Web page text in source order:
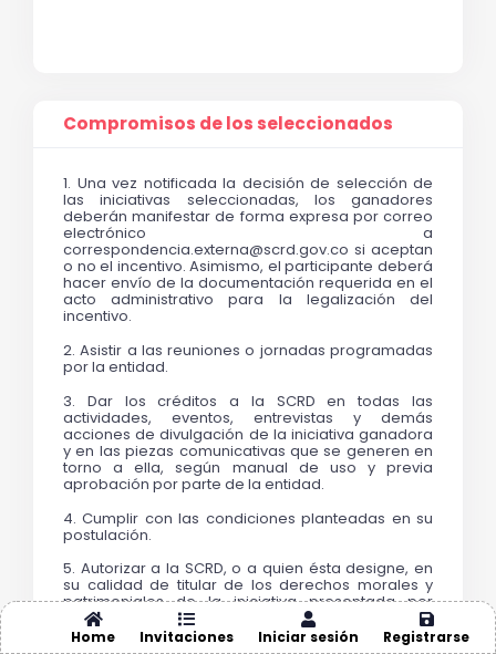
Compromisos de los seleccionados
1. Una vez notificada la decisión de selección de
las iniciativas seleccionadas, los ganadores
deberán manifestar de forma expresa por correo
electrónico a
correspondencia.externa@scrd.gov.co si aceptan
o no el incentivo. Asimismo, el participante deberá
hacer envío de la documentación requerida en el
acto administrativo para la legalización del
incentivo.
2. Asistir a las reuniones o jornadas programadas
por la entidad.
3. Dar los créditos a la SCRD en todas las
actividades, eventos, entrevistas y demás
acciones de divulgación de la iniciativa ganadora
y en las piezas comunicativas que se generen en
torno a ella, según manual de uso y previa
aprobación por parte de la entidad.
4. Cumplir con las condiciones planteadas en su
postulación.
5. Autorizar a la SCRD, o a quien ésta designe, en
su calidad de titular de los derechos morales y
patrimoniales de la iniciativa presentada por
medio de una licencia de uso, en la cual deberán
ser licenciados los derechos de reproducción,
Home Invitaciones Iniciar sesión Registrarse